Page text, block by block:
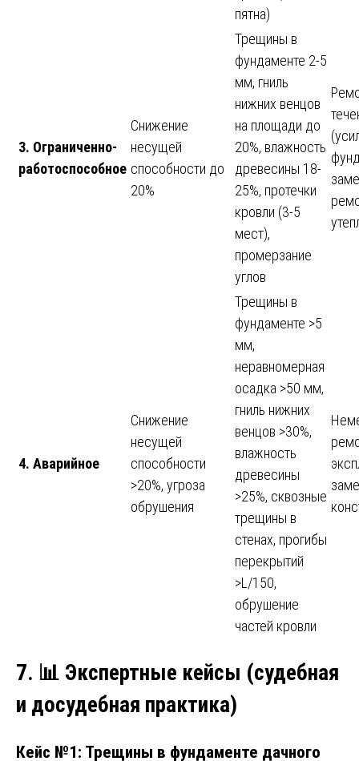
пятна)
3. Ограниченно-
работоспособное
Снижение
несущей
способности до
20%
Трещины в
фундаменте 2-5
мм, гниль
нижних венцов
на площади до
20%, влажность
древесины 18-
25%, протечки
кровли (3-5
мест),
промерзание
углов
4. Аварийное
Снижение
несущей
способности
>20%, угроза
обрушения
Трещины в
фундаменте >5
мм,
неравномерная
осадка >50 мм,
гниль нижних
венцов >30%,
влажность
древесины
>25%, сквозные
трещины в
стенах, прогибы
перекрытий
>L/150,
обрушение
частей кровли
7. 📊 Экспертные кейсы (судебная
и досудебная практика)
Кейс №1: Трещины в фундаменте дачного